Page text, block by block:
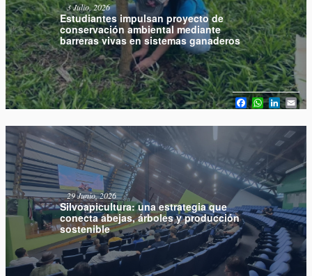
Estudiantes impulsan proyecto de
conservación ambiental mediante
barreras vivas en sistemas ganaderos
3 Julio, 2026
Facebook
Silvoapicultura: una estrategia que
conecta abejas, árboles y producción
sostenible
29 Junio, 2026